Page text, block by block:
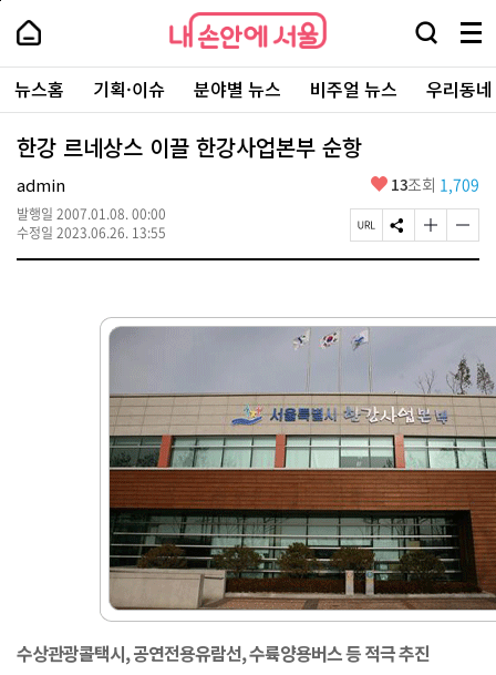
본
로
가
내
손
안
에
서
울
-
서
울
시
대
표
소
내
손
에
울
검
창
열
기
메
뉴
전
체
보
주
요
서
뉴스홈 기획·이슈 분야별 뉴스 비주얼 뉴스 우리동
한강 르네상스 이끌 한강사업본부 순항
admin
발행일 2007.01.08. 00:00
수정일 2023.06.26. 13:55
좋
요
13조회 1,709
페
이
L
복
사
S
N
하
글
자
게
경
하
기
글
자
게
경
하
기
수상관광콜택시, 공연전용유람선, 수륙양용버스 등 적극 추진
페
상
단
로